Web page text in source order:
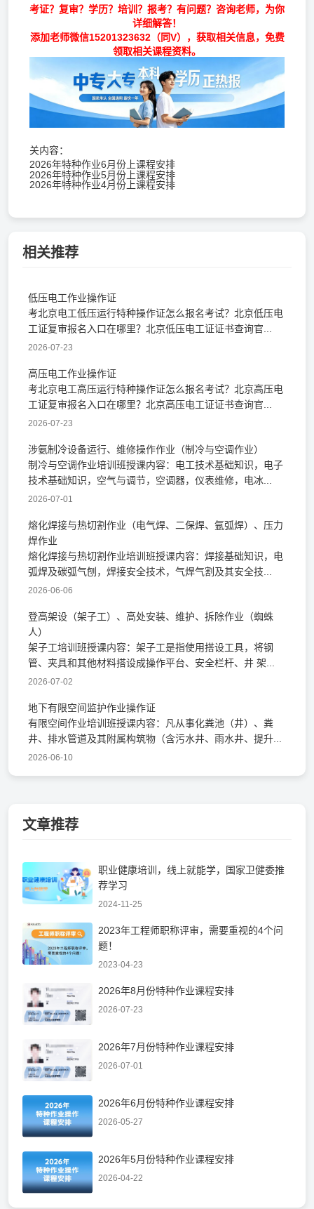
考证？复审？学历？培训？报考？有问题？咨询老师，为你
详细解答！
添加老师微信15201323632（同V），获取相关信息，免费
领取相关课程资料。
关内容：
2026年特种作业6月份上课程安排
2026年特种作业5月份上课程安排
2026年特种作业4月份上课程安排
相关推荐
低压电工作业操作证
考北京电工低压运行特种操作证怎么报名考试？北京低压电
工证复审报名入口在哪里？北京低压电工证证书查询官...
2026-07-23
高压电工作业操作证
考北京电工高压运行特种操作证怎么报名考试？北京高压电
工证复审报名入口在哪里？北京高压电工证证书查询官...
2026-07-23
涉氨制冷设备运行、维修操作作业（制冷与空调作业）
制冷与空调作业培训班授课内容：电工技术基础知识，电子
技术基础知识，空气与调节，空调器，仪表维修，电冰...
2026-07-01
熔化焊接与热切割作业（电气焊、二保焊、氩弧焊）、压力
焊作业
熔化焊接与热切割作业培训班授课内容：焊接基础知识，电
弧焊及碳弧气刨，焊接安全技术，气焊气割及其安全技...
2026-06-06
登高架设（架子工）、高处安装、维护、拆除作业（蜘蛛
人）
架子工培训班授课内容：架子工是指使用搭设工具，将钢
管、夹具和其他材料搭设成操作平台、安全栏杆、井 架...
2026-07-02
地下有限空间监护作业操作证
有限空间作业培训班授课内容：凡从事化粪池（井）、粪
井、排水管道及其附属构筑物（含污水井、雨水井、提升...
2026-06-10
文章推荐
职业健康培训，线上就能学，国家卫健委推
荐学习
2024-11-25
2023年工程师职称评审，需要重视的4个问
题！
2023-04-23
2026年8月份特种作业课程安排
2026-07-23
2026年7月份特种作业课程安排
2026-07-01
2026年6月份特种作业课程安排
2026-05-27
2026年5月份特种作业课程安排
2026-04-22